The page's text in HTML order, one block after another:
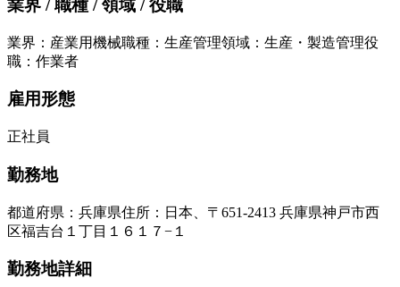
業界 / 職種 / 領域 / 役職
業界 ： 産業用機械職種 ： 生産管理領域 ： 生産・製造管理役
職 ： 作業者
雇用形態
正社員
勤務地
都道府県 ： 兵庫県住所 ： 日本、〒651-2413 兵庫県神戸市西
区福吉台１丁目１６１７−１
勤務地詳細